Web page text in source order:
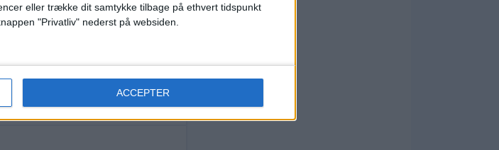
eller trække dit samtykke tilbage på ethvert tidspunkt
"Privatliv" nederst på websiden.
ACCEPTER
LØRDAG
19,48%
SØNDAG
38,96%